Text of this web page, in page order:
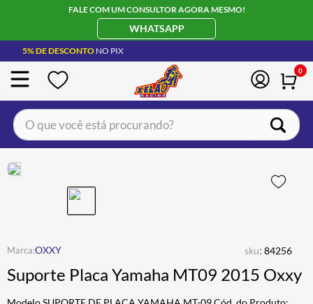
FALE COM UM CONSULTOR AGORA MESMO!
WHATSAPP
5% DE DESCONTO NO PIX
0
O que você está procurando?
OXXY sku: 84256
Suporte Placa Yamaha MT09 2015 Oxxy
BOTA
4º ÓCULOS SOLAR
5º LUVA
6º ALPINESTAR